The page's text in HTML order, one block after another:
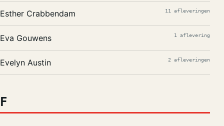
Esther Crabbendam 11 afleveringen
Eva Gouwens 1 aflevering
Evelyn Austin 2 afleveringen
F